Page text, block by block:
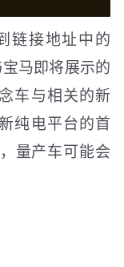
链接地址中的
马即将展示的
车与相关的新
纯电平台的首
量产车可能会